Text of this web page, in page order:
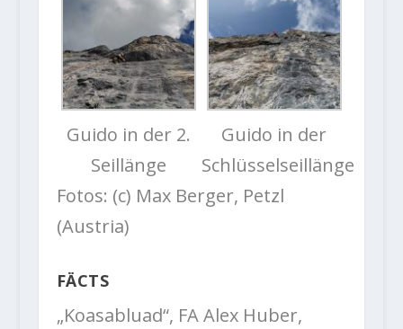
Guido in der 2.
Seillänge
Guido in der
Schlüsselseillänge
Fotos: (c) Max Berger, Petzl
(Austria)
FÄCTS
„Koasabluad“, FA Alex Huber,